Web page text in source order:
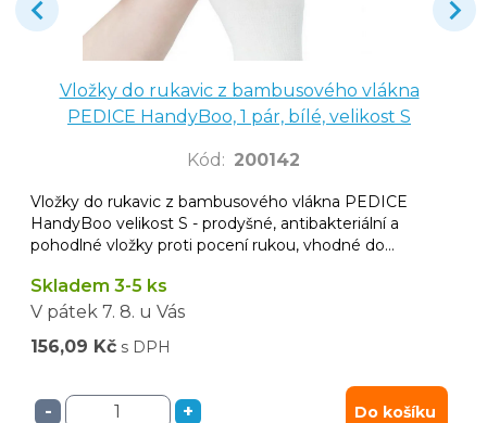
Vložky do rukavic z bambusového vlákna
PEDICE HandyBoo, 1 pár, bílé, velikost S
Kód : 200142
Vložky do rukavic z bambusového vlákna PEDICE
HandyBoo velikost S - prodyšné, antibakteriální a
pohodlné vložky proti pocení rukou, vhodné do
Skladem 3-5 ks
V pátek 7. 8. u Vás
156,09 Kč s DPH
- + Do košíku